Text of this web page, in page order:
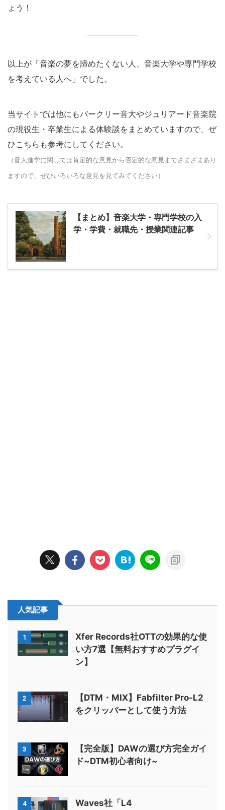
ょう！
以上が「音楽の夢を諦めたくない人、音楽大学や専門学校
を考えている人へ」でした。
当サイトでは他にもバークリー音大やジュリアード音楽院
の現役生・卒業生による体験談をまとめていますので、ぜ
ひこちらも参考にしてください。
（音大進学に関しては肯定的な意見から否定的な意見までさまざまあり
ますので、ぜひいろいろな意見を見てみてください）
【まとめ】音楽大学・専門学校の入
学・学費・就職先・授業関連記事
人気記事
1
Xfer Records社OTTの効果的な使
い方7選【無料おすすめプラグイ
ン】
2
【DTM・MIX】Fabfilter Pro-L2
をクリッパーとして使う方法
3
【完全版】DAWの選び方完全ガイ
ド~DTM初心者向け~
4
Waves社「L4